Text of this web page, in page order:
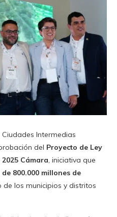
Intermedias
del Proyecto de Ley
2025 Cámara , iniciativa que
800.000 millones de
los municipios y distritos